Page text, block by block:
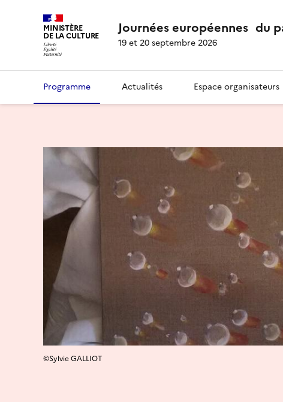
MINISTÈRE
DE LA CULTURE Journées européennes du
19 et 20 septembre 2026
Programme Actualités Espace organisateurs
©Sylvie GALLIOT